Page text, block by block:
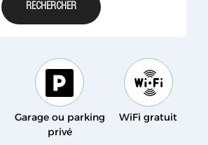
Garage ou parking
privé
WiFi gratuit